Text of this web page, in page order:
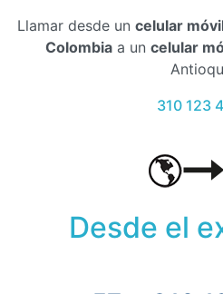
Llamar desde un celular
Colombia a un celular
310 123
Desde el